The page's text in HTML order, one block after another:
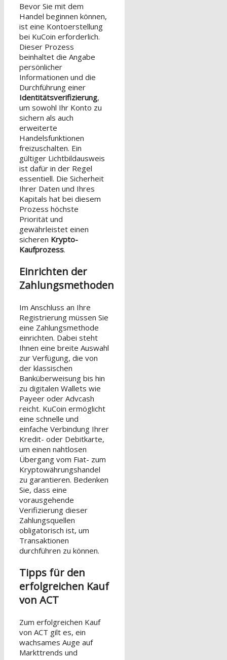
Bevor Sie mit dem
Handel beginnen können,
ist eine Kontoerstellung
bei KuCoin erforderlich.
Dieser Prozess
beinhaltet die Angabe
persönlicher
Informationen und die
Durchführung einer
Identitätsverifizierung,
um sowohl Ihr Konto zu
sichern als auch
erweiterte
Handelsfunktionen
freizuschalten. Ein
gültiger Lichtbildausweis
ist dafür in der Regel
essentiell. Die Sicherheit
Ihrer Daten und Ihres
Kapitals hat bei diesem
Prozess höchste
Priorität und
gewährleistet einen
sicheren Krypto-
Kaufprozess.
Einrichten der
Zahlungsmethoden
Im Anschluss an Ihre
Registrierung müssen Sie
eine Zahlungsmethode
einrichten. Dabei steht
Ihnen eine breite Auswahl
zur Verfügung, die von
der klassischen
Banküberweisung bis hin
zu digitalen Wallets wie
Payeer oder Advcash
reicht. KuCoin ermöglicht
eine schnelle und
einfache Verbindung Ihrer
Kredit- oder Debitkarte,
um einen nahtlosen
Übergang vom Fiat- zum
Kryptowährungshandel
zu garantieren. Bedenken
Sie, dass eine
vorausgehende
Verifizierung dieser
Zahlungsquellen
obligatorisch ist, um
Transaktionen
durchführen zu können.
Tipps für den
erfolgreichen Kauf
von ACT
Zum erfolgreichen Kauf
von ACT gilt es, ein
wachsames Auge auf
Markttrends und